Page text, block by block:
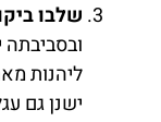
שלבו
ליהנות
ישנן גם